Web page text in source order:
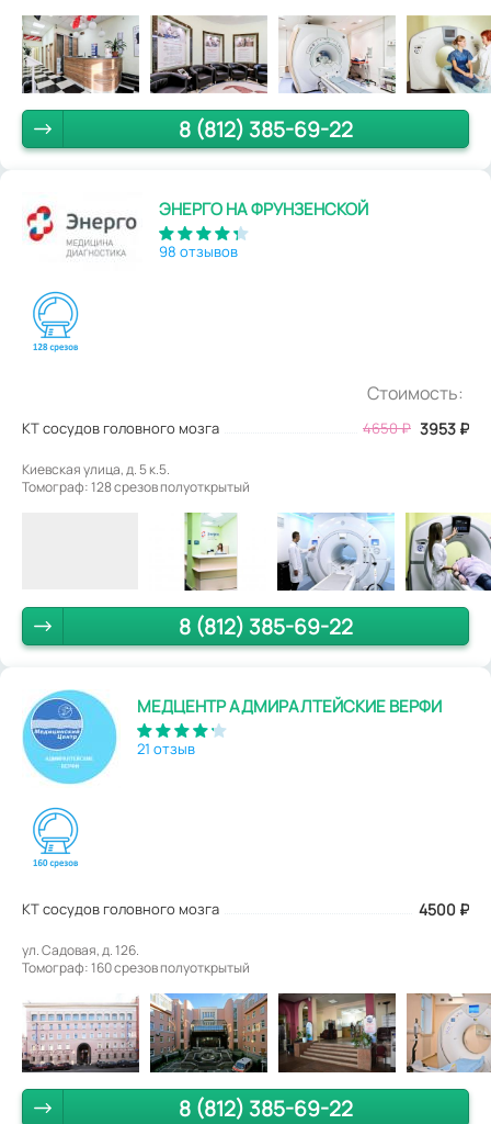
8 (812) 385-69-22
ЭНЕРГО НА ФРУНЗЕНСКОЙ
98 отзывов
Стоимость:
КТ сосудов головного мозга 4650₽ 3953 ₽
Киевская улица, д. 5 к.5.
Томограф: 128 срезов полуоткрытый
8 (812) 385-69-22
МЕДЦЕНТР АДМИРАЛТЕЙСКИЕ ВЕРФИ
21 отзыв
КТ сосудов головного мозга 4500 ₽
ул. Садовая, д. 126.
Томограф: 160 срезов полуоткрытый
8 (812) 385-69-22